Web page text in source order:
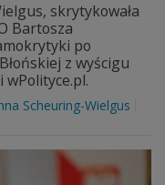
skrytykowała
Bartosza
po
z wyścigu
wPolityce.pl.
Scheuring-Wielgus